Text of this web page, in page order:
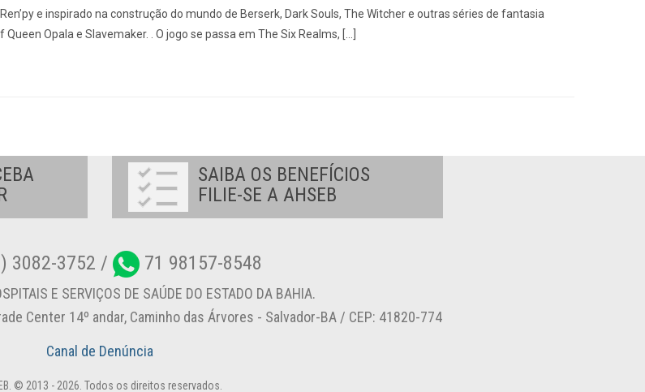
e inspirado na construção do mundo de Berserk, Dark Souls, The Witcher e outras séries de fantasia
Opala e Slavemaker. . O jogo se passa em The Six Realms, […]
SAIBA OS BENEFÍCIOS
FILIE-SE A AHSEB
3082-3752 / 71 98157-8548
E SERVIÇOS DE SAÚDE DO ESTADO DA BAHIA.
Center 14º andar, Caminho das Árvores - Salvador-BA / CEP: 41820-774
Canal de Denúncia
© 2013 - 2026. Todos os direitos reservados.